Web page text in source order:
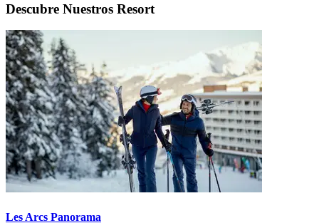
Descubre Nuestros Resort
Les Arcs Panorama